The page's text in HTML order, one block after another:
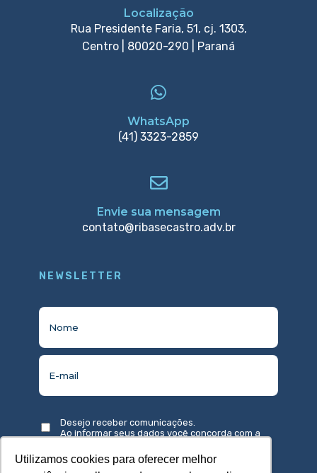
Utilizamos cookies para oferecer melhor
Localização
Rua Presidente Faria, 51, cj. 1303,
Centro | 80020-290 | Paraná
WhatsApp
(41) 3323-2859
Envie sua mensagem
contato@ribasecastro.adv.br
NEWSLETTER
Desejo receber comunicações.
Ao informar seus dados você concorda com a